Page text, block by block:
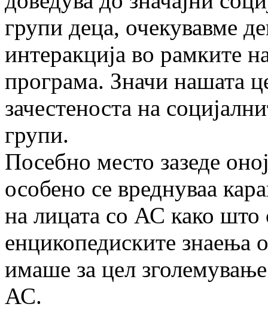
групи деца, очекувавме
интеракција во рамките
програма. Значи нашата
зачестеноста на
групи.
Посебно место зазеде
особено се вреднуваа
на лицата со АС како што
енцикопедиските знаења
имаше за цел
АС.